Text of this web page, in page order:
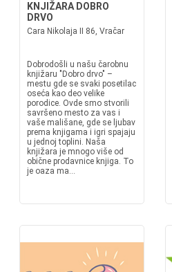
KNJIŽARA DOBRO
DRVO
Cara Nikolaja II 86, Vračar
Dobrodošli u našu čarobnu
knjižaru "Dobro drvo" –
mestu gde se svaki posetilac
oseća kao deo velike
porodice. Ovde smo stvorili
savršeno mesto za vas i
vaše mališane, gde se ljubav
prema knjigama i igri spajaju
u jednoj toplini. Naša
knjižara je mnogo više od
obične prodavnice knjiga. To
je oaza ma...